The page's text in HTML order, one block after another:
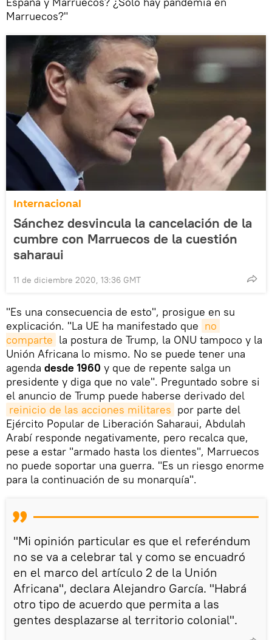
Marruecos?"
Internacional
Sánchez desvincula la cancelación de la
cumbre con Marruecos de la cuestión
saharaui
11 de diciembre 2020, 13:36 GMT
"Es una consecuencia de esto", prosigue en su
explicación. "La UE ha manifestado que no
comparte la postura de Trump, la ONU tampoco y la
Unión Africana lo mismo. No se puede tener una
agenda desde 1960 y que de repente salga un
presidente y diga que no vale". Preguntado sobre si
el anuncio de Trump puede haberse derivado del
reinicio de las acciones militares por parte del
Ejército Popular de Liberación Saharaui, Abdulah
Arabí responde negativamente, pero recalca que,
pese a estar "armado hasta los dientes", Marruecos
no puede soportar una guerra. "Es un riesgo enorme
para la continuación de su monarquía".
"Mi opinión particular es que el referéndum
no se va a celebrar tal y como se encuadró
en el marco del artículo 2 de la Unión
Africana", declara Alejandro García. "Habrá
otro tipo de acuerdo que permita a las
gentes desplazarse al territorio colonial".